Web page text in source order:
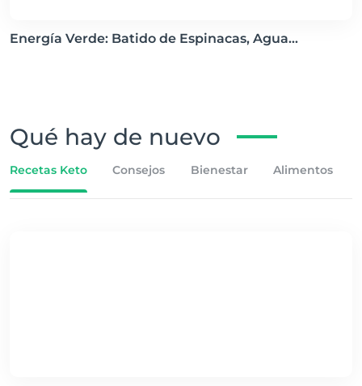
Energía Verde: Batido de Espinacas, Agua...
Qué hay de nuevo
Recetas Keto Consejos Bienestar Alimentos